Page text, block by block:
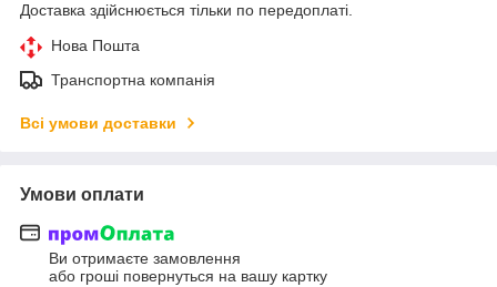
Доставка здійснюється тільки по передоплаті.
Нова Пошта
Транспортна компанія
Всі умови доставки
Умови оплати
Ви отримаєте замовлення
або гроші повернуться на вашу картку